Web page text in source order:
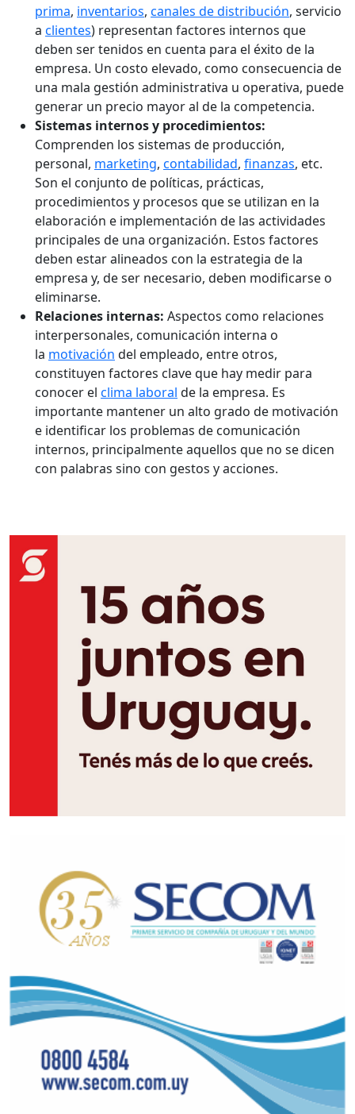
prima, inventarios, canales de distribución, servicio
a clientes) representan factores internos que
deben ser tenidos en cuenta para el éxito de la
empresa. Un costo elevado, como consecuencia de
una mala gestión administrativa u operativa, puede
generar un precio mayor al de la competencia.
Sistemas internos y procedimientos:
Comprenden los sistemas de producción,
personal, marketing, contabilidad, finanzas, etc.
Son el conjunto de políticas, prácticas,
procedimientos y procesos que se utilizan en la
elaboración e implementación de las actividades
principales de una organización. Estos factores
deben estar alineados con la estrategia de la
empresa y, de ser necesario, deben modificarse o
eliminarse.
Relaciones internas: Aspectos como relaciones
interpersonales, comunicación interna o
la motivación del empleado, entre otros,
constituyen factores clave que hay medir para
conocer el clima laboral de la empresa. Es
importante mantener un alto grado de motivación
e identificar los problemas de comunicación
internos, principalmente aquellos que no se dicen
con palabras sino con gestos y acciones.